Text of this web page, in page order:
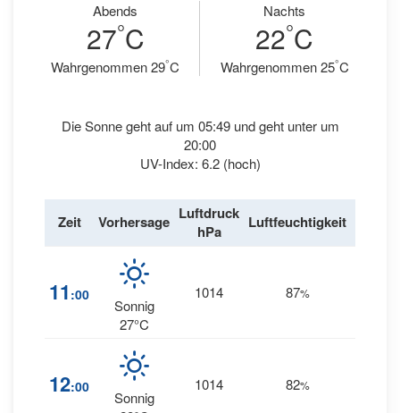
Abends
27°C
Wahrgenommen 29°C
Nachts
22°C
Wahrgenommen 25°C
Die Sonne geht auf um 05:49 und geht unter um
20:00
UV-Index: 6.2 (hoch)
Zeit Vorhersage Luftdruck
hPa
Luftfeuchtigkeit
11 :00
Sonnig
27°C
1014 87%
12:00
Sonnig
1014 82%